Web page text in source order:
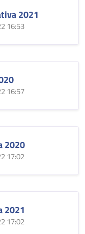
2021
16:53
16:57
2020
17:02
2021
17:02